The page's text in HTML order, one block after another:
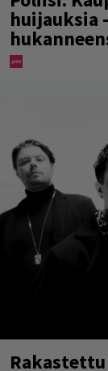
huijauksia